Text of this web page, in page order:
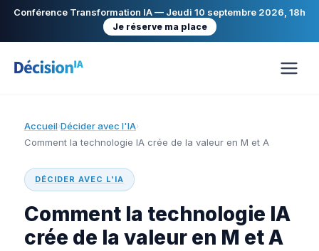
Conférence Transformation IA — Jeudi 10 septembre 2026, 18h
Je réserve ma place
Accueil›Décider avec l'IA›
Comment la technologie IA crée de la valeur en M et A
DÉCIDER AVEC L'IA
Comment la technologie IA
crée de la valeur en M et A